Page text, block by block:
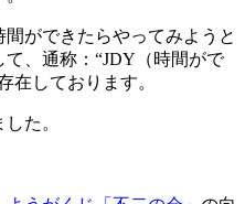
ができたらやってみようと
、通称：“JDY（時間がで
在しております。
た。